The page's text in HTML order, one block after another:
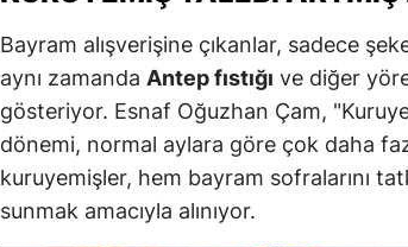
Uşak
Van
Yozgat
Zonguldak
Bayram alışverişine çıkanlar, sadece
aynı zamanda Antep fıstığı ve diğer
gösteriyor. Esnaf Oğuzhan Çam,
dönemi, normal aylara göre çok daha
kuruyemişler, hem bayram sofralarını
sunmak amacıyla alınıyor.